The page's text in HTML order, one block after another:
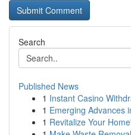
Search
Published News
1 Instant Casino
1 Emerging Advances
1 Revitalize Your